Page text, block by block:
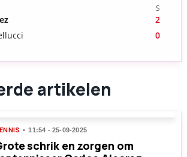
artikelen
11:54 - 25-09-2025
schrik en zorgen om